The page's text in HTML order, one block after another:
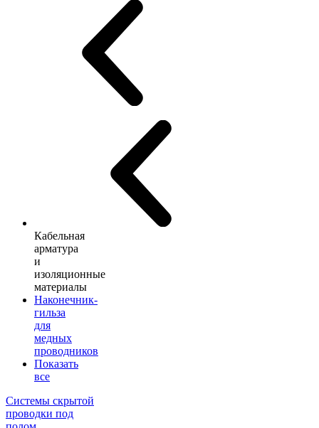
Кабельная
арматура
и
изоляционные
материалы
Наконечник-
гильза
для
медных
проводников
Показать
все
Системы скрытой
проводки под